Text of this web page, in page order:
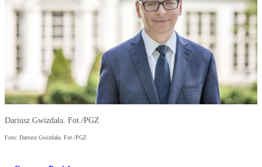
Dariusz Gwizdała. Fot./PGZ
Foto: Dariusz Gwizdała. Fot./PGZ